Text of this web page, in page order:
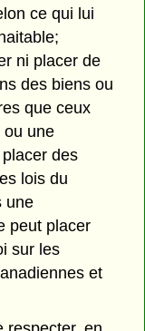
ce qui lui
ni placer de
des biens ou
que ceux
ou une
des
lois du
une
peut placer
sur les
et